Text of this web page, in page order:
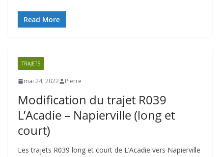
Read More
TRAJETS
mai 24, 2022 Pierre
Modification du trajet R039
L’Acadie – Napierville (long et
court)
Les trajets R039 long et court de L’Acadie vers Napierville